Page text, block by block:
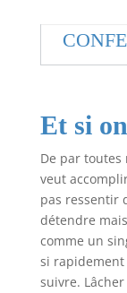
Et si
De par toutes
veut
pas ressentir
détendre
comme un
si rapidement
suivre.